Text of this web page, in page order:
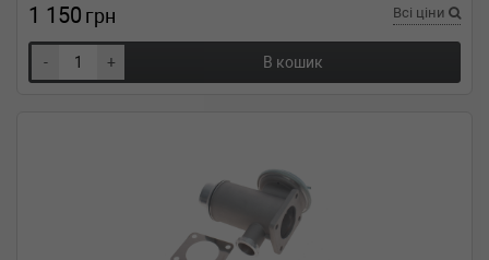
1 150 грн Всі ціни
- + В кошик